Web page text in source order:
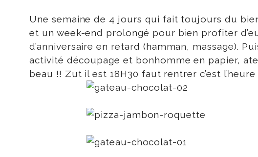
Une semaine de 4 jours qui fait toujours du
et un week-end prolongé pour bien profiter
d’anniversaire en retard (hamman, massage).
activité découpage et bonhomme en papier,
beau !! Zut il est 18H30 faut rentrer c’est